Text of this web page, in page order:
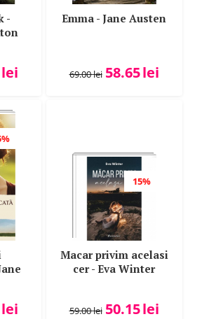
-
lei
Emma - Jane Austen
69.00lei 58.65lei
lei
15%
Macar privim acelasi
cer - Eva Winter
59.00lei 50.15lei